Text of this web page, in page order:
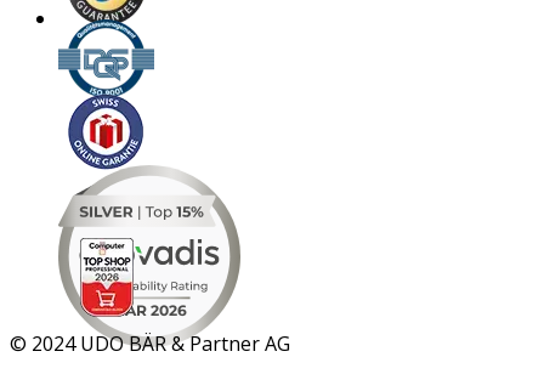
MAR 2026
© 2024 UDO BÄR & Partner AG